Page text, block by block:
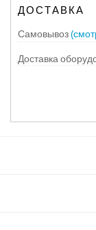
ДОСТАВКА
Самовывоз
Доставка